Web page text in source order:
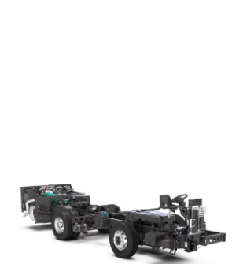
Volvo B8R Low Entry
El incansable caballo de batalla
puede convertirse fácilmente en el